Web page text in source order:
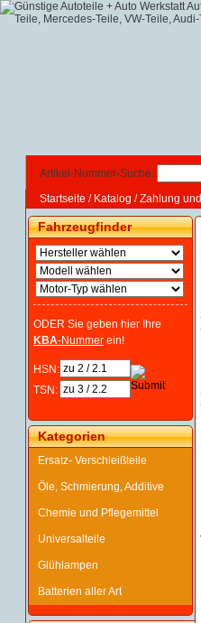
Artikel-Nummer-Suche:
Startseite / Katalog /Zahlung
Fahrzeugfinder
ODER Sie geben hier Ihre
KBA-Nummer ein!
HSN:
TSN:
Kategorien
Ersatz- Verschleißteile
Öle, Schmierung, Additive
Chemie und Pflegemittel
Universalteile
Glühlampen
Batterien aller Art